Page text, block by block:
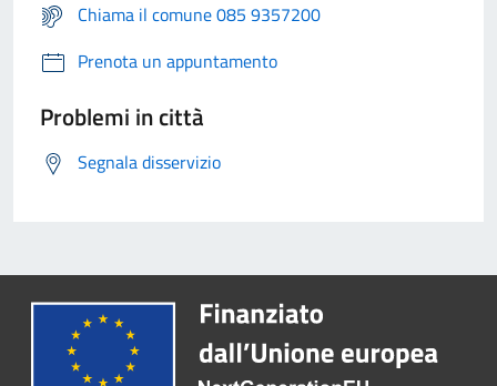
Chiama il comune 085 9357200
Prenota un appuntamento
Problemi in città
Segnala disservizio